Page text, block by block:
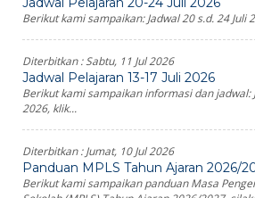
Berikut kami sampaikan: Jadwal 20 s.d. 24 Juli
Diterbitkan :Sabtu, 11 Jul 2026
Jadwal Pelajaran 13-17 Juli 2026
Berikut kami sampaikan informasi dan jadwal:
2026, klik...
Diterbitkan :Jumat, 10 Jul 2026
Panduan MPLS Tahun Ajaran 2026/
Berikut kami sampaikan panduan Masa